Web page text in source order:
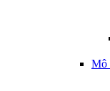
Mô